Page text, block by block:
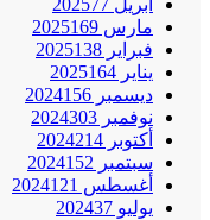
أبريل 2025 77
مارس 2025 169
فبراير 2025 138
يناير 2025 164
ديسمبر 2024 156
نوفمبر 2024 303
أكتوبر 2024 214
سبتمبر 2024 152
أغسطس 2024 121
يوليو 2024 37